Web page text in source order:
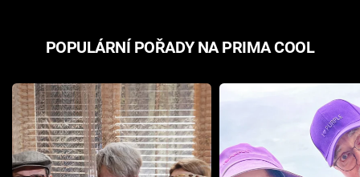
POPULÁRNÍ POŘADY NA PRIMA COOL